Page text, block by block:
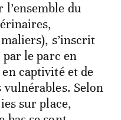
l’ensemble du
s’inscrit
le parc en
captivité et de
vulnérables. Selon
sur place,